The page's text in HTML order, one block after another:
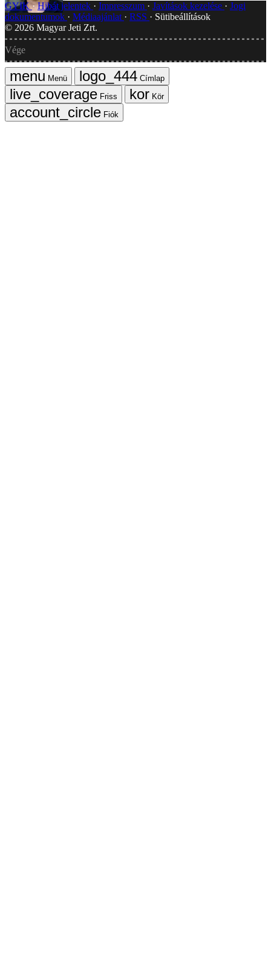
GYIK Hibát jelentek Impresszum Javítások kezelése
Jogi
dokumentumok
Médiaajánlat RSS
Sütibeállítások
© 2026 Magyar Jeti Zrt.
Vége
Menü
Címlap
Friss
Kör
Fiók